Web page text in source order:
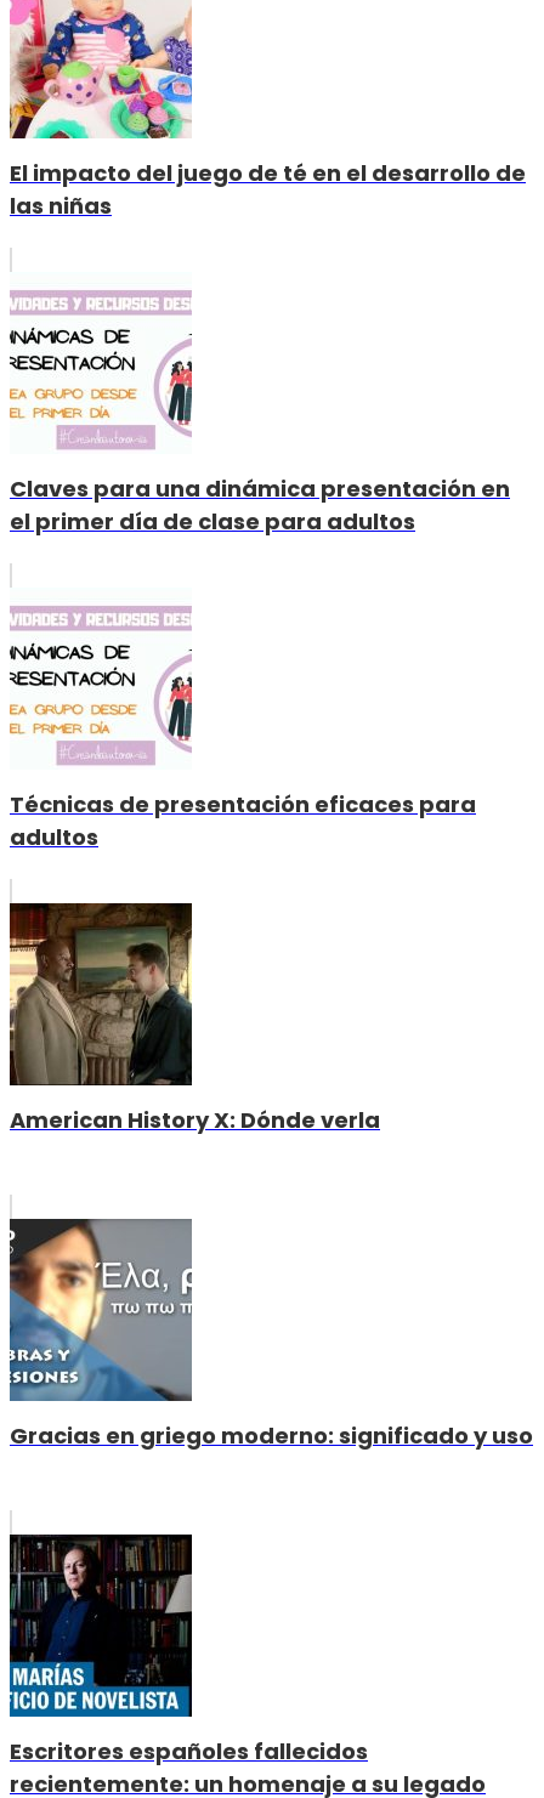
El impacto del juego de té en el desarrollo de
las niñas
Claves para una dinámica presentación en
el primer día de clase para adultos
Técnicas de presentación eficaces para
adultos
American History X: Dónde verla
Gracias en griego moderno: significado y uso
Escritores españoles fallecidos
recientemente: un homenaje a su legado